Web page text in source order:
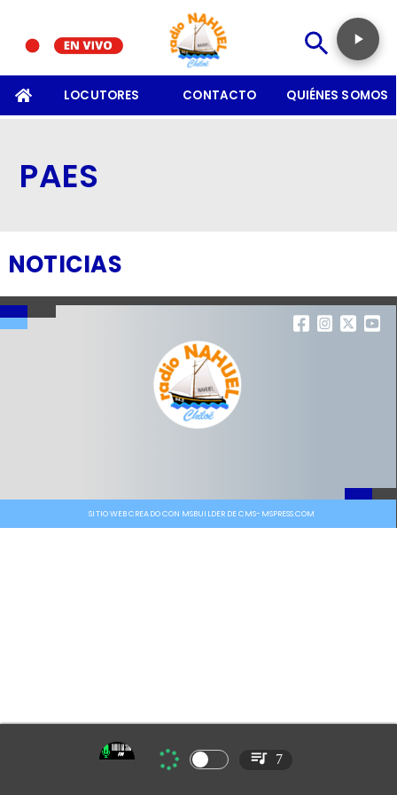
LOCUTORES CONTACTO QUIÉNES SOMOS
PAES
NOTICIAS
SITIO WEB CREADO CON MSBUILDER DE CMS-MSPRESS.COM
7